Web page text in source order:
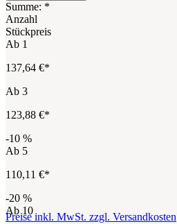
Summe: *
Anzahl
Stückpreis
Ab 1
137,64 €*
Ab 3
123,88 €*
-10 %
Ab 5
110,11 €*
-20 %
Ab10
Preise inkl. MwSt. zzgl. Versandkosten